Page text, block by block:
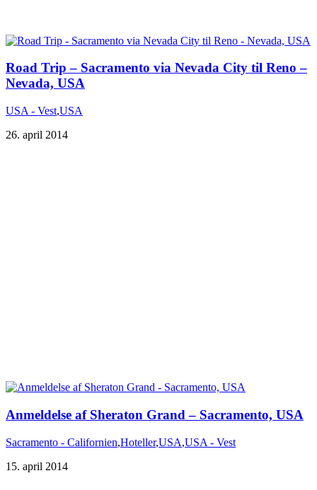
Road Trip – Sacramento via Nevada City til Reno –
USA - Vest,USA
26. april 2014
Sacramento - Californien,Hoteller,USA,USA - Vest
15. april 2014